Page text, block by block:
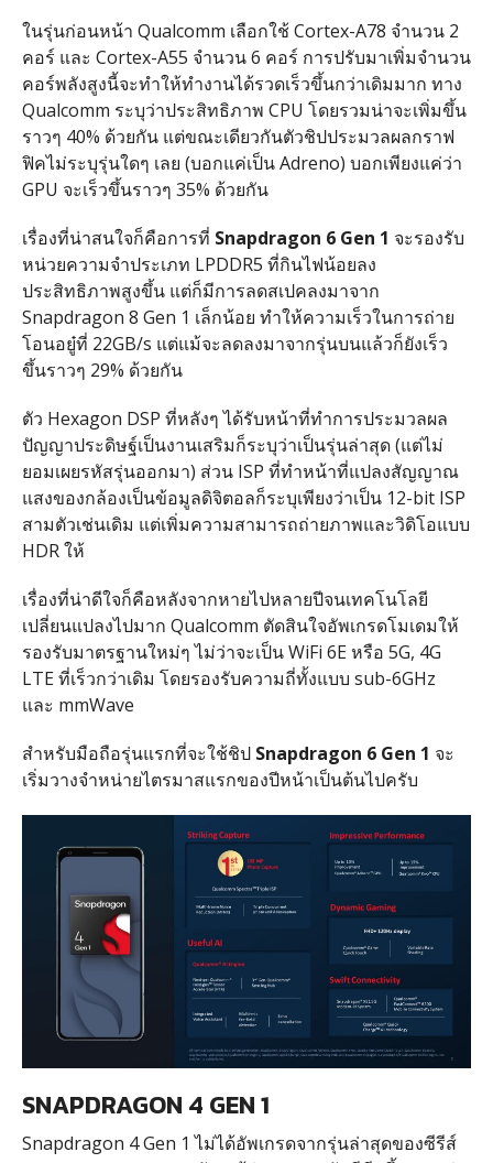
ในรุ่นก่อนหน้า Qualcomm เลือกใช้ Cortex-A78 จำนวน 2
คอร์ และ Cortex-A55 จำนวน 6 คอร์ การปรับมาเพิ่มจำนวน
คอร์พลังสูงนี้จะทำให้ทำงานได้รวดเร็วขึ้นกว่าเดิมมาก ทาง
Qualcomm ระบุว่าประสิทธิภาพ CPU โดยรวมน่าจะเพิ่มขึ้น
ราวๆ 40% ด้วยกัน แต่ขณะเดียวกันตัวชิปประมวลผลกราฟ
ฟิคไม่ระบุรุ่นใดๆ เลย (บอกแค่เป็น Adreno) บอกเพียงแค่ว่า
GPU จะเร็วขึ้นราวๆ 35% ด้วยกัน
เรื่องที่น่าสนใจก็คือการที่ Snapdragon 6 Gen 1 จะรองรับ
หน่วยความจำประเภท LPDDR5 ที่กินไฟน้อยลง
ประสิทธิภาพสูงขึ้น แต่ก็มีการลดสเปคลงมาจาก
Snapdragon 8 Gen 1 เล็กน้อย ทำให้ความเร็วในการถ่าย
โอนอยู๋ที่ 22GB/s แต่แม้จะลดลงมาจากรุ่นบนแล้วก็ยังเร็ว
ขึ้นราวๆ 29% ด้วยกัน
ตัว Hexagon DSP ที่หลังๆ ได้รับหน้าที่ทำการประมวลผล
ปัญญาประดิษฐ์เป็นงานเสริมก็ระบุว่าเป็นรุ่นล่าสุด (แต่ไม่
ยอมเผยรหัสรุ่นออกมา) ส่วน ISP ที่ทำหน้าที่แปลงสัญญาณ
แสงของกล้องเป็นข้อมูลดิจิตอลก็ระบุเพียงว่าเป็น 12-bit ISP
สามตัวเช่นเดิม แต่เพิ่มความสามารถถ่ายภาพและวิดิโอแบบ
HDR ให้
เรื่องที่น่าดีใจก็คือหลังจากหายไปหลายปีจนเทคโนโลยี
เปลี่ยนแปลงไปมาก Qualcomm ตัดสินใจอัพเกรดโมเดมให้
รองรับมาตรฐานใหม่ๆ ไม่ว่าจะเป็น WiFi 6E หรือ 5G, 4G
LTE ที่เร็วกว่าเดิม โดยรองรับความถี่ทั้งแบบ sub-6GHz
และ mmWave
สำหรับมือถือรุ่นแรกที่จะใช้ชิป Snapdragon 6 Gen 1 จะ
เริ่มวางจำหน่ายไตรมาสแรกของปีหน้าเป็นต้นไปครับ
SNAPDRAGON 4 GEN 1
Snapdragon 4 Gen 1 ไม่ได้อัพเกรดจากรุ่นล่าสุดของซีรีส์